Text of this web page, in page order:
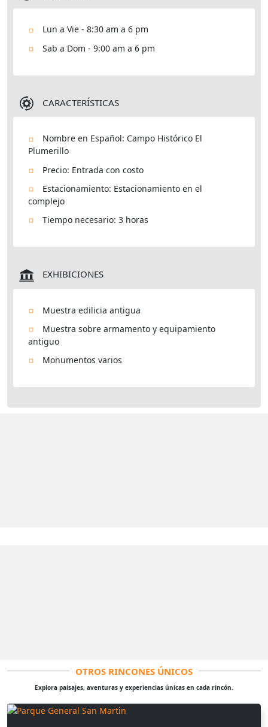
Lun a Vie - 8:30 am a 6 pm
Sab a Dom - 9:00 am a 6 pm
CARACTERÍSTICAS
Nombre en Español: Campo Histórico El
Plumerillo
Precio: Entrada con costo
Estacionamiento: Estacionamiento en el
complejo
Tiempo necesario: 3 horas
EXHIBICIONES
Muestra edilicia antigua
Muestra sobre armamento y equipamiento
antiguo
Monumentos varios
OTROS RINCONES ÚNICOS
Explora paisajes, aventuras y experiencias únicas en cada rincón.